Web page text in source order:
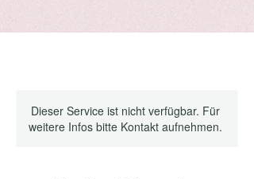
Dieser Service ist nicht verfügbar. Für
weitere Infos bitte Kontakt aufnehmen.